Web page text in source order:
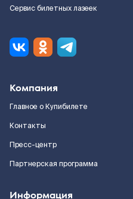
Сервис билетных лазеек
Компания
Главное о Купибилете
Контакты
Пресс-центр
Партнерская программа
Информация